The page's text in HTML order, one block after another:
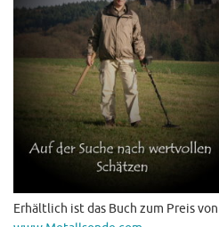
Erhältlich ist das Buch zum Preis